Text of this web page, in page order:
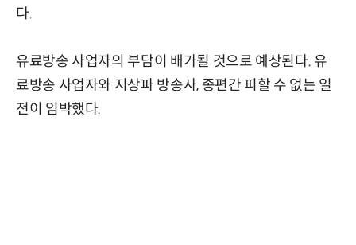
다.
유료방송 사업자의 부담이 배가될 것으로 예상된다. 유
료방송 사업자와 지상파 방송사, 종편간 피할 수 없는 일
전이 임박했다.